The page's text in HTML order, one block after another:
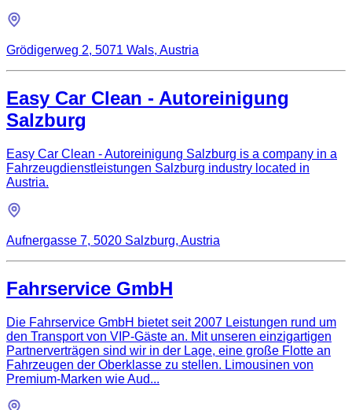
Grödigerweg 2, 5071 Wals, Austria
Easy Car Clean - Autoreinigung
Salzburg
Easy Car Clean - Autoreinigung Salzburg is a company in a
Fahrzeugdienstleistungen Salzburg industry located in
Austria.
Aufnergasse 7, 5020 Salzburg, Austria
Fahrservice GmbH
Die Fahrservice GmbH bietet seit 2007 Leistungen rund um
den Transport von VIP-Gäste an. Mit unseren einzigartigen
Partnerverträgen sind wir in der Lage, eine große Flotte an
Fahrzeugen der Oberklasse zu stellen. Limousinen von
Premium-Marken wie Aud...